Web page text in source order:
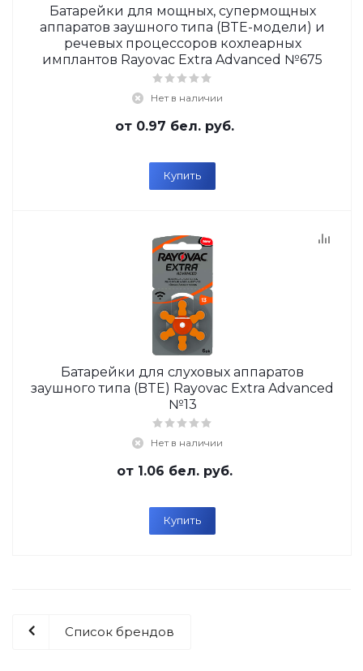
Батарейки для мощных, супермощных
аппаратов заушного типа (BTE-модели) и
речевых процессоров кохлеарных
имплантов Rayovac Extra Advanced №675
Нет в наличии
от 0.97 бел. руб.
Купить
Батарейки для слуховых аппаратов
заушного типа (BTE) Rayovac Extra Advanced
№13
Нет в наличии
от 1.06 бел. руб.
Купить
Список брендов